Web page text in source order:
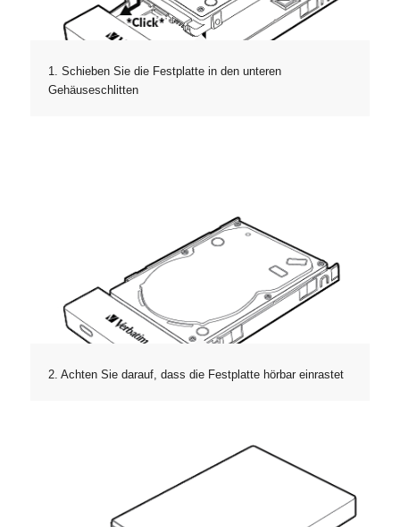
1. Schieben Sie die Festplatte in den unteren
Gehäuseschlitten
2. Achten Sie darauf, dass die Festplatte hörbar einrastet